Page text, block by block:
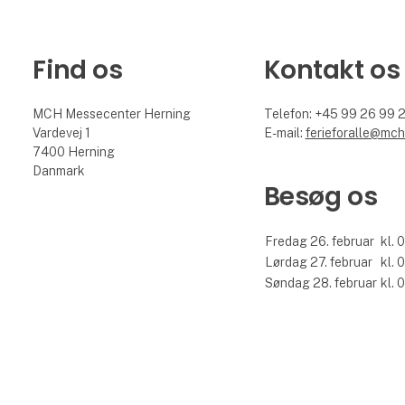
Find os
MCH Messecenter Herning
Vardevej 1
7400 Herning
Danmark
Kontakt os
Telefon: +45 99 26 99
E-mail:
Besøg os
Fredag 26. februar kl.
Lørdag 27. februar kl.
Søndag 28. februar kl.